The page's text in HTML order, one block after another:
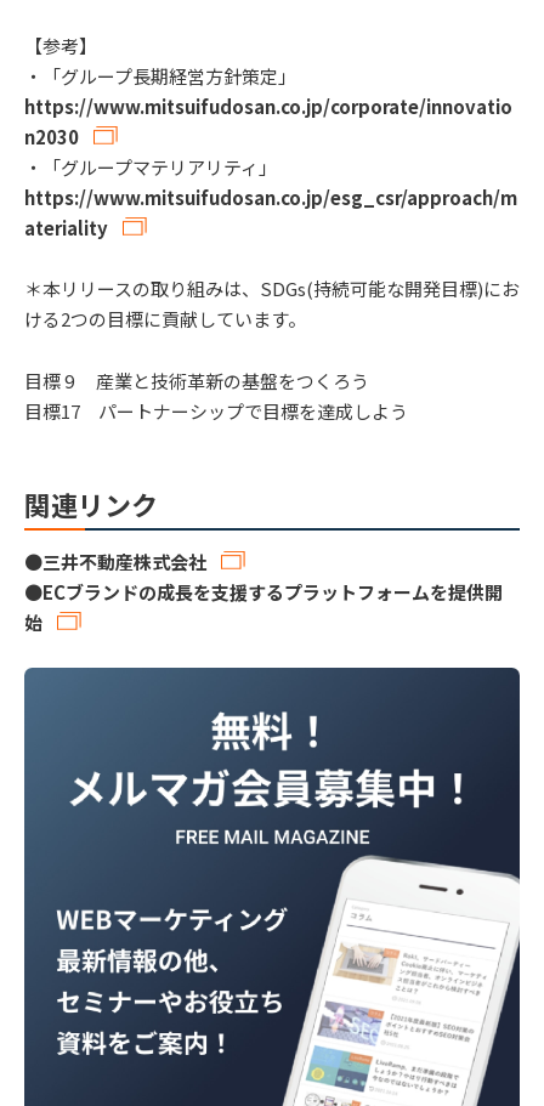
【参考】
・「グループ長期経営方針策定」
https://www.mitsuifudosan.co.jp/corporate/innovatio
n2030
・「グループマテリアリティ」
https://www.mitsuifudosan.co.jp/esg_csr/approach/m
ateriality
＊本リリースの取り組みは、SDGs(持続可能な開発目標)にお
ける2つの目標に貢献しています。
目標 9 産業と技術革新の基盤をつくろう
目標17 パートナーシップで目標を達成しよう
関連リンク
●三井不動産株式会社
●ECブランドの成長を支援するプラットフォームを提供開
始